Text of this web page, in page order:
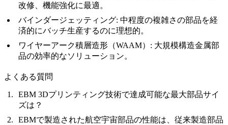
改修、機能強化に最適。
バインダージェッティング: 中程度の複雑さの部品を経
済的にバッチ生産するのに理想的。
ワイヤーアーク積層造形（WAAM） : 大規模構造金属部
品の効率的なソリューション。
よくある質問
EBM 3Dプリンティング技術で達成可能な最大部品サイ
ズは？
EBMで製造された航空宇宙部品の性能は、従来製造部品